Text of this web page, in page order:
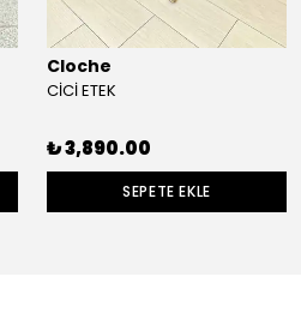
Cloche
CİCİ ETEK
₺ 3,890.00
SEPETE EKLE